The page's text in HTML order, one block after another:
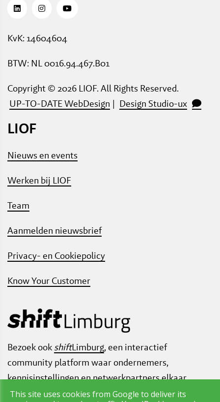
KvK: 14604604
BTW: NL 0016.94.467.B01
Copyright © 2026 LIOF. All Rights Reserved.
UP-TO-DATE WebDesign Design Studio-ux
LIOF
Nieuws en events
Werken bij LIOF
Team
Aanmelden nieuwsbrief
Privacy- en Cookiepolicy
Know Your Customer
Bezoek ook shiftLimburg, een interactief
community platform waar ondernemers,
kennisinstellingen en netwerkpartners elkaar
inspireren om samen te innoveren. Op weg naar
This site uses cookies from Google to deliver its